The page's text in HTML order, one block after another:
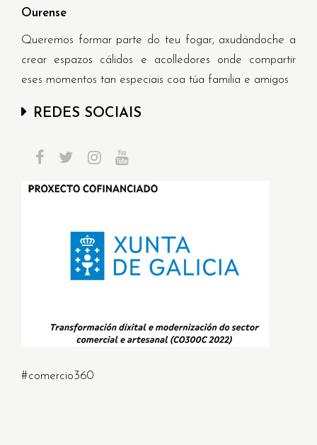
Ourense
Queremos formar parte do teu fogar, axudándoche a
crear espazos cálidos e acolledores onde compartir
eses momentos tan especiais coa túa familia e amigos
REDES SOCIAIS
#comercio360